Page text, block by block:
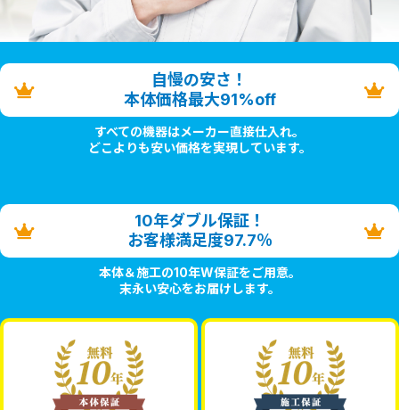
自慢の安さ！
本体価格最大91%off
すべての機器はメーカー直接仕入れ。
どこよりも安い価格を実現しています。
10年ダブル保証！
お客様満足度97.7％
本体＆施工の10年W保証をご用意。
末永い安心をお届けします。